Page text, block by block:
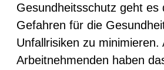
Gesundheitsschutz geht es
Gefahren für die
Unfallrisiken zu minimieren.
Arbeitnehmenden haben